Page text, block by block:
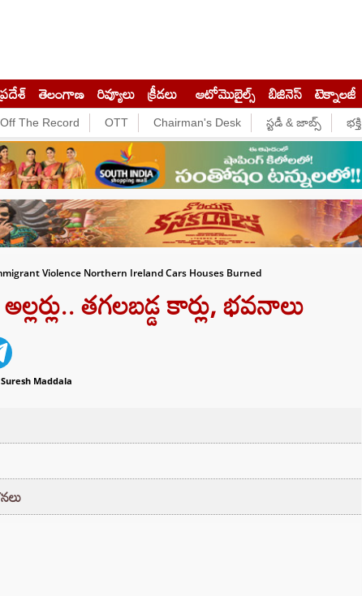
తెలంగాణ రివ్యూలు క్రీడలు ఆటోమొబైల్స్ బిజినెస్‌ టెక్నాలజీ
Off The Record OTT Chairman's Desk స్టడీ & జాబ్స్ భక్తి
Violence Northern Ireland Cars Houses Burned
తగలబడ్డ కార్లు, భవనాలు
Suresh Maddala